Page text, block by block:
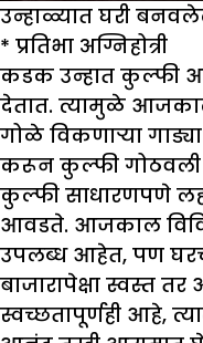
उन्हाळ्यात घरी
* प्रतिभा अग्निहोत्री
कडक उन्हात कुल्फी
देतात. त्यामुळे
गोळे विकणाऱ्या
करून कुल्फी गोठवली
कुल्फी साधारणपणे
आवडते. आजकाल
उपलब्ध आहेत, पण
बाजारापेक्षा स्वस्त
स्वच्छतापूर्णही आहे,